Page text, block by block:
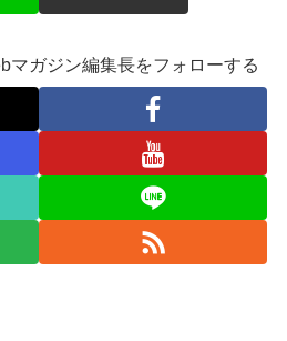
マガジン編集長をフォローする